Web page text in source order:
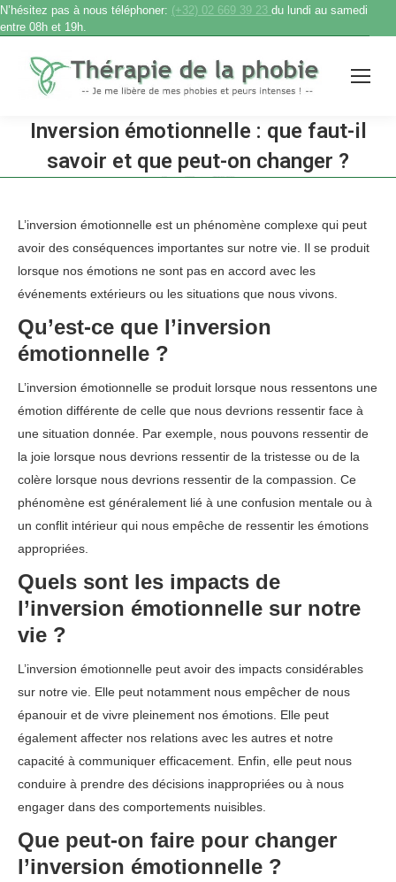
N’hésitez pas à nous téléphoner: (+32) 02 669 39 23 du lundi au samedi
entre 08h et 19h.
Inversion émotionnelle : que faut-il
savoir et que peut-on changer ?
L’inversion émotionnelle est un phénomène complexe qui peut
avoir des conséquences importantes sur notre vie. Il se produit
lorsque nos émotions ne sont pas en accord avec les
événements extérieurs ou les situations que nous vivons.
Qu’est-ce que l’inversion
émotionnelle ?
L’inversion émotionnelle se produit lorsque nous ressentons une
émotion différente de celle que nous devrions ressentir face à
une situation donnée. Par exemple, nous pouvons ressentir de
la joie lorsque nous devrions ressentir de la tristesse ou de la
colère lorsque nous devrions ressentir de la compassion. Ce
phénomène est généralement lié à une confusion mentale ou à
un conflit intérieur qui nous empêche de ressentir les émotions
appropriées.
Quels sont les impacts de
l’inversion émotionnelle sur notre
vie ?
L’inversion émotionnelle peut avoir des impacts considérables
sur notre vie. Elle peut notamment nous empêcher de nous
épanouir et de vivre pleinement nos émotions. Elle peut
également affecter nos relations avec les autres et notre
capacité à communiquer efficacement. Enfin, elle peut nous
conduire à prendre des décisions inappropriées ou à nous
engager dans des comportements nuisibles.
Que peut-on faire pour changer
l’inversion émotionnelle ?